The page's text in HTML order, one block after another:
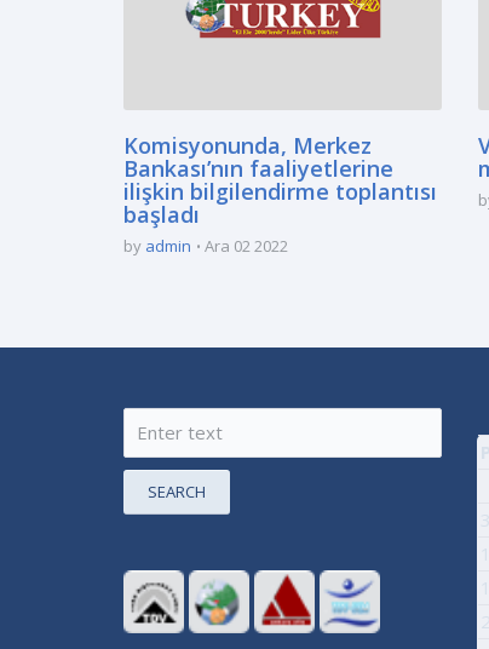
Komisyonunda, Merkez
Bankası’nın faaliyetlerine
ilişkin bilgilendirme toplantısı
başladı
by admin Ara 02 2022
SEARCH